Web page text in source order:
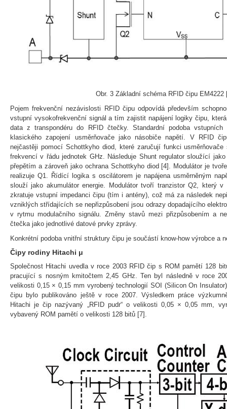
Obr. 3 Základní schéma RFID čipu EM4222
Pojem frekvenční nezávislosti RFID čipu odpovídá především
vstupní vysokofrekvenční signál a tím zajistit napájení logiky čipu,
data z transpondéru do RFID čtečky. Standardní podoba
klasického zapojení usměrňovače jako násobiče napětí. V RFID
nejčastěji pomocí Schottkyho diod, které zaručují funkci
frekvencí v řádu jednotek GHz. Následuje Shunt regulator sloužící
přepětím a zároveň jako ochrana Schottkyho diod [4]. Modulátor je
realizuje Q1. Řídící logika s oscilátorem je napájena usměrněným
slouží jako akumulátor energie. Modulátor tvoří tranzistor Q2, který
zkratuje vstupní impedanci čipu (tím i antény), což má za následek
vzniklých střídajících se nepřizpůsobení jsou odrazy dopadajícího
v rytmu modulačního signálu. Změny stavů mezi přizpůsobením a
čtečka jako jednotlivé datové prvky zprávy.
Konkrétní podoba vnitřní struktury čipu je součástí know-how výrobce a
Čipy rodiny Hitachi μ
Společnost Hitachi uvedla v roce 2003 RFID čip s ROM pamětí 128
pracující s nosným kmitočtem 2,45 GHz. Ten byl následně v roce
velikosti 0,15 × 0,15 mm vyrobený technologií SOI (Silicon On
čipu bylo publikováno ještě v roce 2007. Výsledkem práce
Hitachi je čip nazývaný „RFID pudr“ o velikosti 0,05 × 0,05 mm,
vybavený ROM pamětí o velikosti 128 bitů [7].